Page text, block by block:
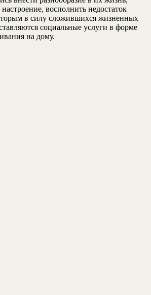
восполнить недостаток
в силу сложившихся жизненных
социальные услуги в форме
на дому.